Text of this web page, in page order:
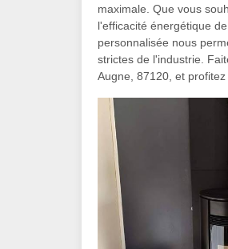
maximale. Que vous
l'efficacité énergétique
personnalisée nous
strictes de l'industrie.
Augne, 87120, et